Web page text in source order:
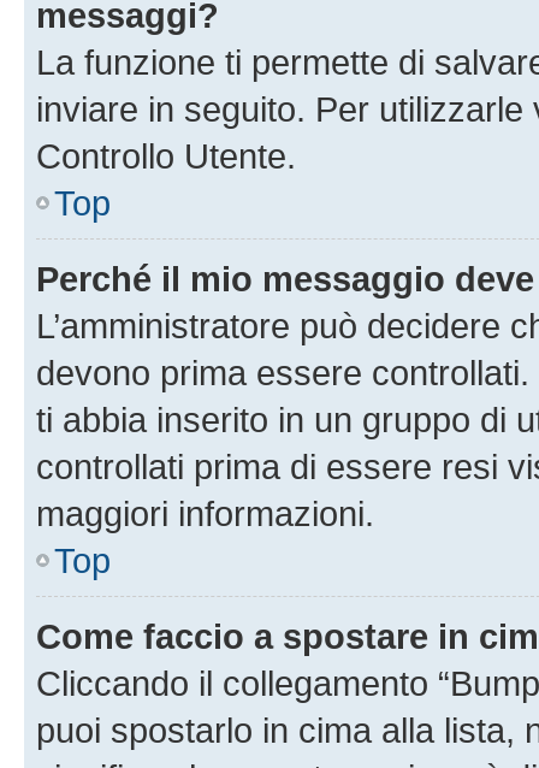
messaggi?
La funzione ti permette di
inviare in seguito. Per utilizzarle
Controllo Utente.
Top
Perché il mio messaggio
L’amministratore può decidere
devono prima essere
ti abbia inserito in un gruppo di
controllati prima di essere resi
maggiori informazioni.
Top
Come faccio a spostare in
Cliccando il collegamento
puoi spostarlo in cima alla lista,